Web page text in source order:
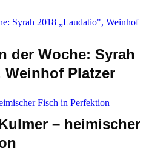
der Woche: Syrah
Weinhof Platzer
– heimischer